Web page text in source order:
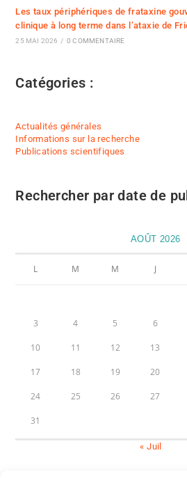
Les taux périphériques de frataxine
clinique à long terme dans l’ataxie de
25 MAI 2026 / 0 COMMENTAIRE
Catégories :
Actualités générales
Informations sur la recherche
Publications scientifiques
Rechercher par date de
AOÛT 2026
L M M J
3 4 5 6
10 11 12 13
17 18 19 20
24 25 26 27
31
« Juil